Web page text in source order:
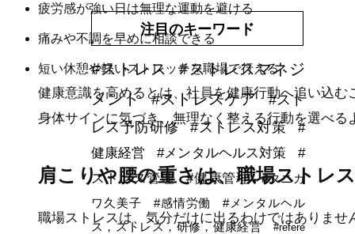
疲労感が強い日は無理な運動を避ける
痛みや不調を早めに相談できる
短い休憩や軽いストレッチを職場で行える
健康意識を高めるとは、社員を健康行動へ追い込む
身体サインに気づき、無理なく整える行動を選べる
肩こりや腰の重さは、職場ストレ
職場ストレスは、気分だけに出るわけではありませ
注目のキーワード
#ストレス
#ストレスマネジ
メント
#ストレスケア
#スト
レス予防研修
#ストレス対策
#
健康経営
#メンタルヘルス対策
#
ストレス管理
#健康管理
#タニカ
ワ久美子
#感情労働
#メンタルヘル
ス，ストレス，研修，健康経営
#refere